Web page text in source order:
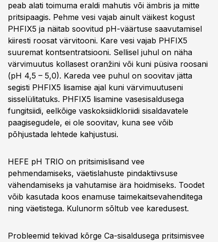
peab alati toimuma eraldi mahutis või ämbris ja mitte
pritsipaagis. Pehme vesi vajab ainult väikest kogust
PHFIX5 ja näitab soovitud pH-väärtuse saavutamisel
kiiresti roosat värvitooni. Kare vesi vajab PHFIX5
suuremat kontsentratsiooni. Sellisel juhul on näha
värvimuutus kollasest oranžini või kuni püsiva roosani
(pH 4,5 – 5,0). Kareda vee puhul on soovitav jätta
segisti PHFIX5 lisamise ajal kuni värvimuutuseni
sisselülitatuks. PHFIX5 lisamine vasesisaldusega
fungitsiidi, eelkõige vaskoksiidkloriidi sisaldavatele
paagisegudele, ei ole soovitav, kuna see võib
põhjustada lehtede kahjustusi.
HEFE pH TRIO on pritsimislisand vee
pehmendamiseks, väetislahuste pindaktiivsuse
vähendamiseks ja vahutamise ära hoidmiseks. Toodet
võib kasutada koos enamuse taimekaitsevahenditega
ning väetistega. Kulunorm sõltub vee karedusest.
Probleemid tekivad kõrge Ca-sisaldusega pritsimisvee